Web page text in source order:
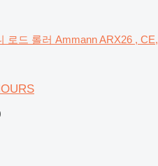
로드 롤러 Ammann ARX26 , CE,